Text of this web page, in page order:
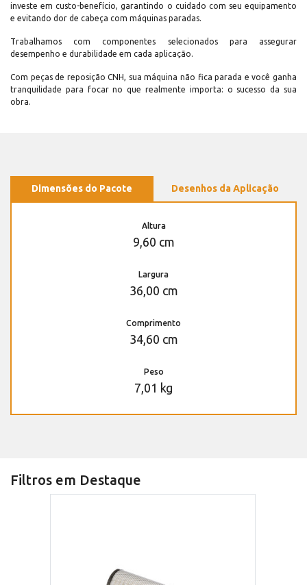
investe em custo-benefício, garantindo o cuidado com seu equipamento
e evitando dor de cabeça com máquinas paradas.
Trabalhamos com componentes selecionados para assegurar
desempenho e durabilidade em cada aplicação.
Com peças de reposição CNH, sua máquina não fica parada e você ganha
tranquilidade para focar no que realmente importa: o sucesso da sua
obra.
Dimensões do Pacote Desenhos da Aplicação
Altura
9,60 cm
Largura
36,00 cm
Comprimento
34,60 cm
Peso
7,01 kg
Filtros em Destaque